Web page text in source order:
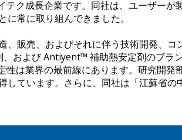
ク成長企業です。同社は、ユーザーが
常に取り組んできました。
販売、およびそれに伴う技術開発、コ
および Antiyent™ 補助熱安定剤のブラ
は業界の最前線にあります。研究開発
ています。さらに、同社は「江蘇省の